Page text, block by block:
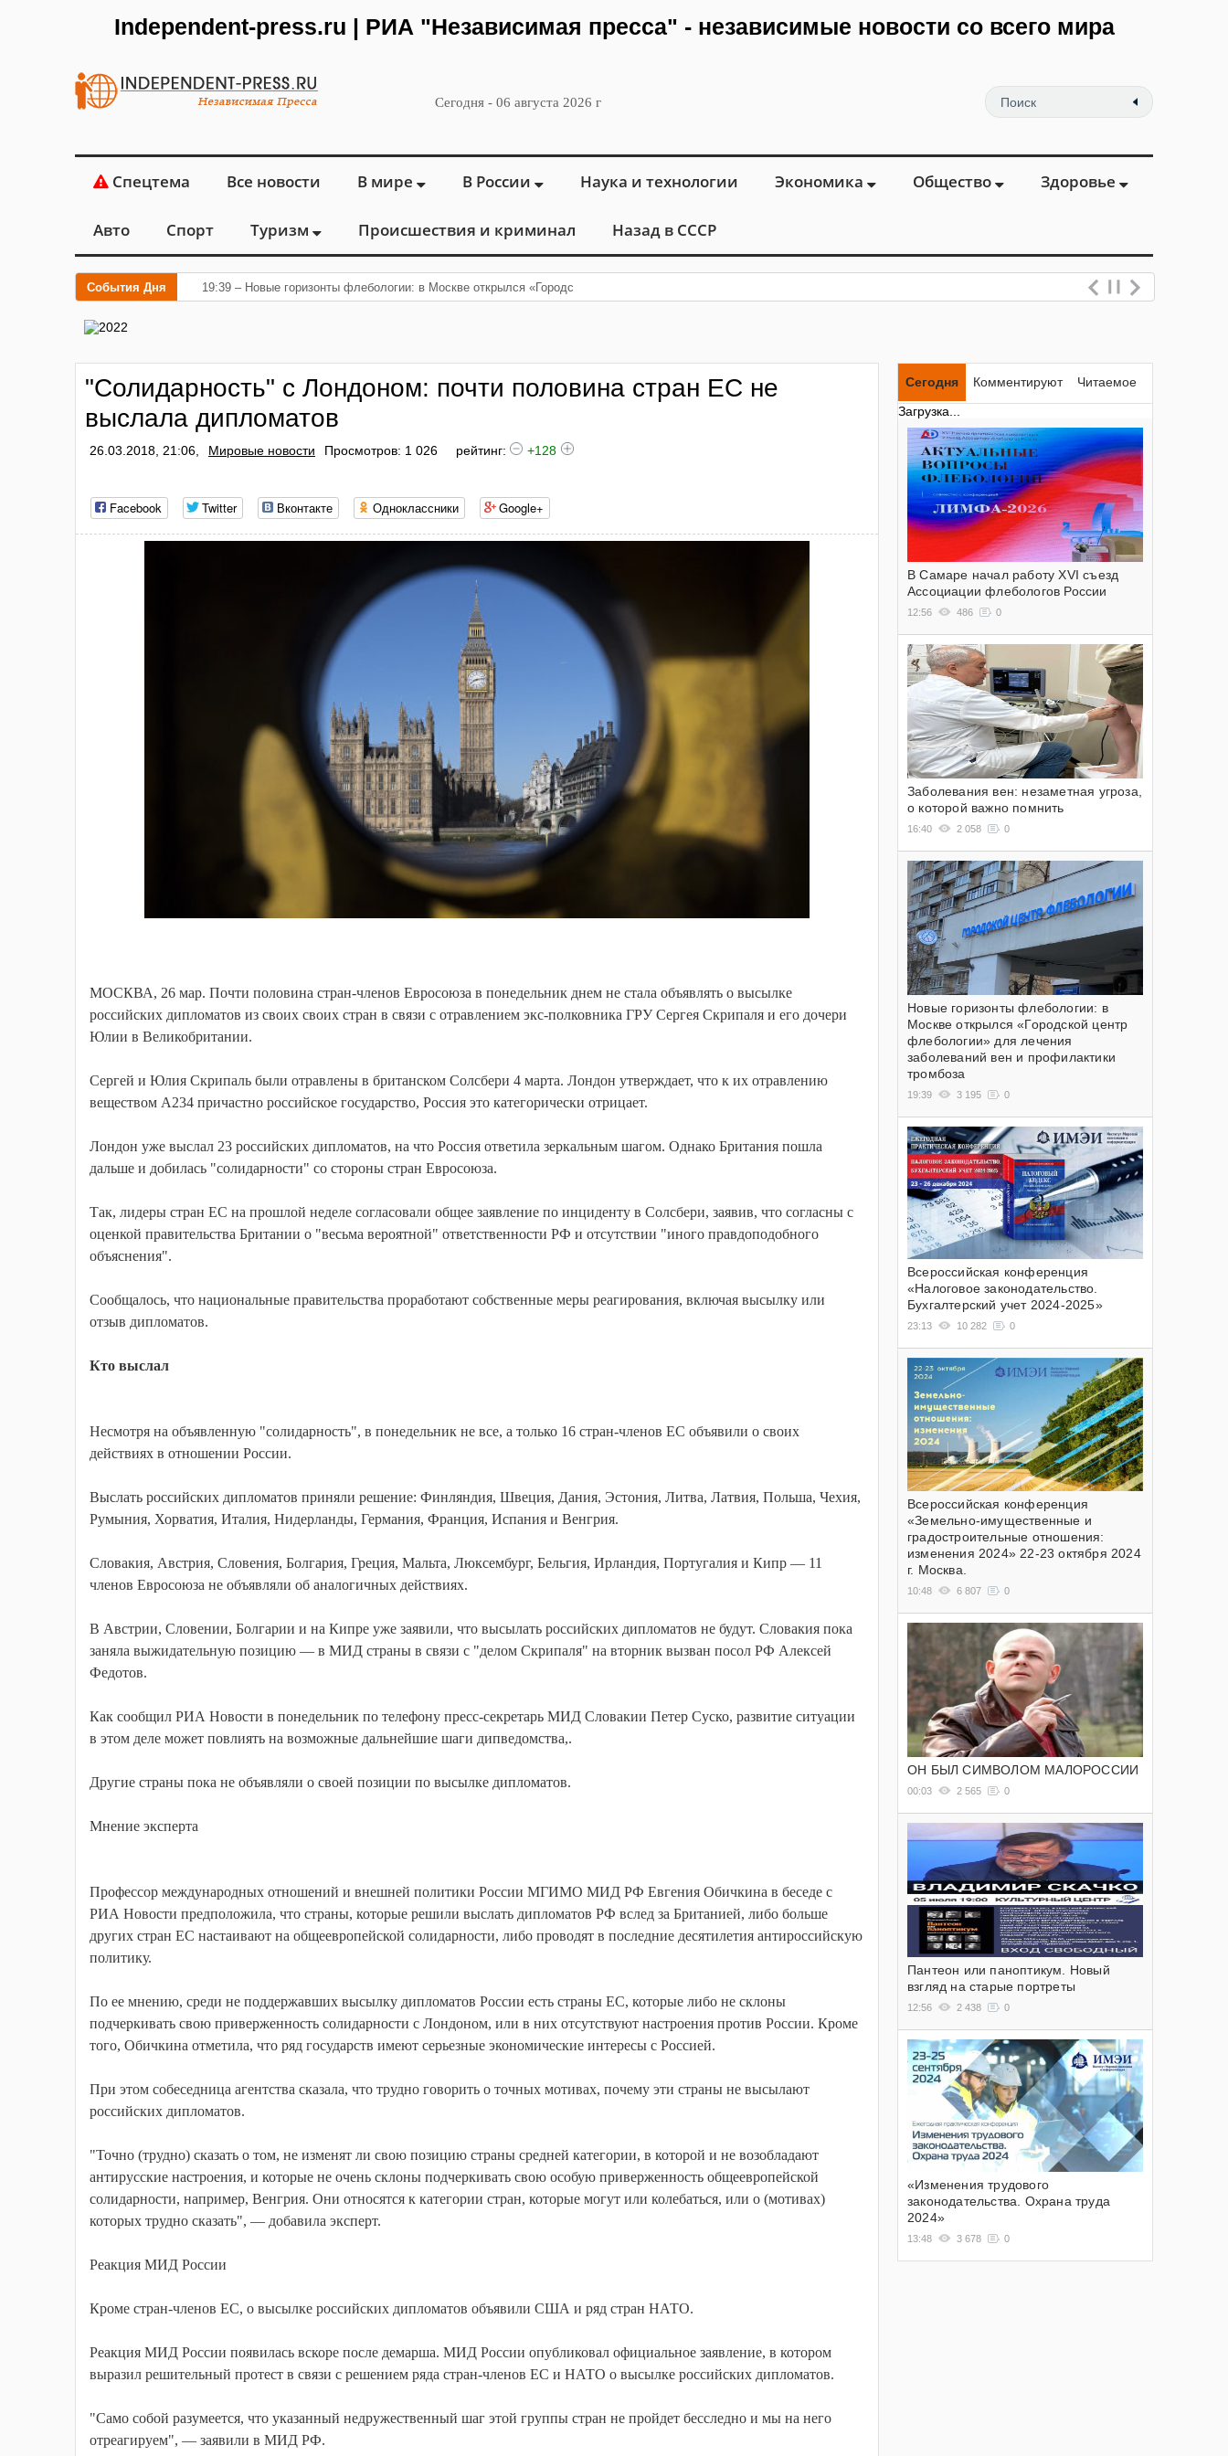
Independent-press.ru | РИА "Независимая пресса" - независимые новости со всего мира
Сегодня - 06 августа 2026 г
Спецтема Все новости В мире В России Наука и технологии Экономика Общество Здоровье
Авто Спорт Туризм Происшествия и криминал Назад в СССР
События Дня 19:39 – Новые горизонты флебологии: в Москве открылся «Городской центр флебологии» для лечения за
"Солидарность" с Лондоном: почти половина стран ЕС не
выслала дипломатов
26.03.2018, 21:06, Мировые новости Просмотров: 1 026 рейтинг: +128
Facebook Twitter Вконтакте Одноклассники Google+
МОСКВА, 26 мар. Почти половина стран-членов Евросоюза в понедельник днем не стала объявлять о высылке
российских дипломатов из своих своих стран в связи с отравлением экс-полковника ГРУ Сергея Скрипаля и его дочери
Юлии в Великобритании.
Сергей и Юлия Скрипаль были отравлены в британском Солсбери 4 марта. Лондон утверждает, что к их отравлению
веществом А234 причастно российское государство, Россия это категорически отрицает.
Лондон уже выслал 23 российских дипломатов, на что Россия ответила зеркальным шагом. Однако Британия пошла
дальше и добилась "солидарности" со стороны стран Евросоюза.
Так, лидеры стран ЕС на прошлой неделе согласовали общее заявление по инциденту в Солсбери, заявив, что согласны с
оценкой правительства Британии о "весьма вероятной" ответственности РФ и отсутствии "иного правдоподобного
объяснения".
Сообщалось, что национальные правительства проработают собственные меры реагирования, включая высылку или
отзыв дипломатов.
Кто выслал
Несмотря на объявленную "солидарность", в понедельник не все, а только 16 стран-членов ЕС объявили о своих
действиях в отношении России.
Выслать российских дипломатов приняли решение: Финляндия, Швеция, Дания, Эстония, Литва, Латвия, Польша, Чехия,
Румыния, Хорватия, Италия, Нидерланды, Германия, Франция, Испания и Венгрия.
Словакия, Австрия, Словения, Болгария, Греция, Мальта, Люксембург, Бельгия, Ирландия, Португалия и Кипр — 11
членов Евросоюза не объявляли об аналогичных действиях.
В Австрии, Словении, Болгарии и на Кипре уже заявили, что высылать российских дипломатов не будут. Словакия пока
заняла выжидательную позицию — в МИД страны в связи с "делом Скрипаля" на вторник вызван посол РФ Алексей
Федотов.
Как сообщил РИА Новости в понедельник по телефону пресс-секретарь МИД Словакии Петер Суско, развитие ситуации
в этом деле может повлиять на возможные дальнейшие шаги дипведомства,.
Другие страны пока не объявляли о своей позиции по высылке дипломатов.
Мнение эксперта
Профессор международных отношений и внешней политики России МГИМО МИД РФ Евгения Обичкина в беседе с
РИА Новости предположила, что страны, которые решили выслать дипломатов РФ вслед за Британией, либо больше
других стран ЕС настаивают на общеевропейской солидарности, либо проводят в последние десятилетия антироссийскую
политику.
По ее мнению, среди не поддержавших высылку дипломатов России есть страны ЕС, которые либо не склоны
подчеркивать свою приверженность солидарности с Лондоном, или в них отсутствуют настроения против России. Кроме
того, Обичкина отметила, что ряд государств имеют серьезные экономические интересы с Россией.
При этом собеседница агентства сказала, что трудно говорить о точных мотивах, почему эти страны не высылают
российских дипломатов.
"Точно (трудно) сказать о том, не изменят ли свою позицию страны средней категории, в которой и не возобладают
антирусские настроения, и которые не очень склоны подчеркивать свою особую приверженность общеевропейской
солидарности, например, Венгрия. Они относятся к категории стран, которые могут или колебаться, или о (мотивах)
которых трудно сказать", — добавила эксперт.
Реакция МИД России
Кроме стран-членов ЕС, о высылке российских дипломатов объявили США и ряд стран НАТО.
Реакция МИД России появилась вскоре после демарша. МИД России опубликовал официальное заявление, в котором
выразил решительный протест в связи с решением ряда стран-членов ЕС и НАТО о высылке российских дипломатов.
"Само собой разумеется, что указанный недружественный шаг этой группы стран не пройдет бесследно и мы на него
отреагируем", — заявили в МИД РФ.
Сегодня Комментируют
Читаемое
Загрузка...
В Самаре начал работу XVI съезд
Ассоциации флебологов России
12:56 486 0
Заболевания вен: незаметная угроза,
о которой важно помнить
16:40 2 058 0
Новые горизонты флебологии: в
Москве открылся «Городской центр
флебологии» для лечения
заболеваний вен и профилактики
тромбоза
19:39 3 195 0
Всероссийская конференция
«Налоговое законодательство.
Бухгалтерский учет 2024-2025»
23:13 10 282 0
Всероссийская конференция
«Земельно-имущественные и
градостроительные отношения:
изменения 2024» 22-23 октября 2024
г. Москва.
10:48 6 807 0
ОН БЫЛ СИМВОЛОМ МАЛОРОССИИ
00:03 2 565 0
Пантеон или паноптикум. Новый
взгляд на старые портреты
12:56 2 438 0
«Изменения трудового
законодательства. Охрана труда
2024»
13:48 3 678 0